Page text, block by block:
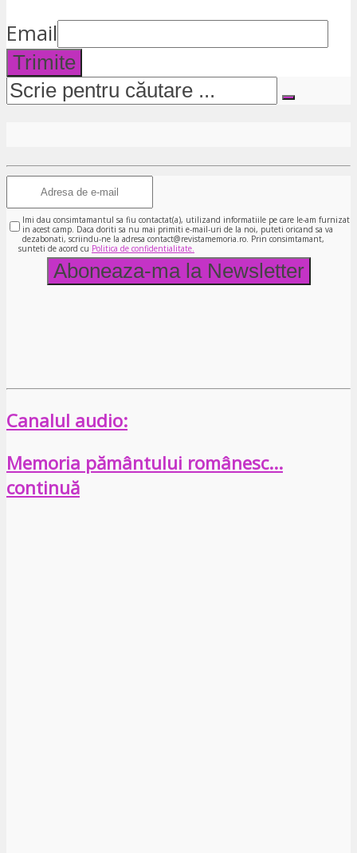
Email
Trimite
Imi dau consimtamantul sa fiu contactat(a), utilizand informatiile pe care le-am furnizat
in acest camp. Daca doriti sa nu mai primiti e-mail-uri de la noi, puteti oricand sa va
dezabonati, scriindu-ne la adresa contact@revistamemoria.ro. Prin consimtamant,
sunteti de acord cu Politica de confidentialitate.
Canalul audio:
Memoria pământului românesc…
continuă